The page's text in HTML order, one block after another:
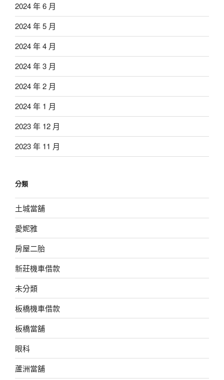
2024 年 6 月
2024 年 5 月
2024 年 4 月
2024 年 3 月
2024 年 2 月
2024 年 1 月
2023 年 12 月
2023 年 11 月
分類
土城當舖
愛妮雅
房屋二胎
新莊機車借款
未分類
板橋機車借款
板橋當舖
眼科
蘆洲當舖